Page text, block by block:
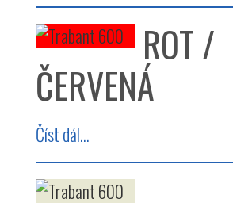
ROT /
ČERVENÁ
Číst dál...